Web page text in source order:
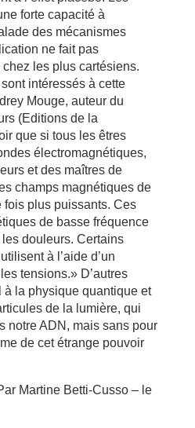
forte capacité à
des mécanismes
ne fait pas
chez les plus cartésiens.
intéressés à cette
Mouge, auteur du
(Editions de la
que si tous les êtres
électromagnétiques,
et des maîtres de
champs magnétiques de
fois plus puissants. Ces
de basse fréquence
douleurs. Certains
à l’aide d’un
tensions.» D’autres
à la physique quantique et
de la lumière, qui
notre ADN, mais sans pour
de cet étrange pouvoir
Martine Betti-Cusso – le